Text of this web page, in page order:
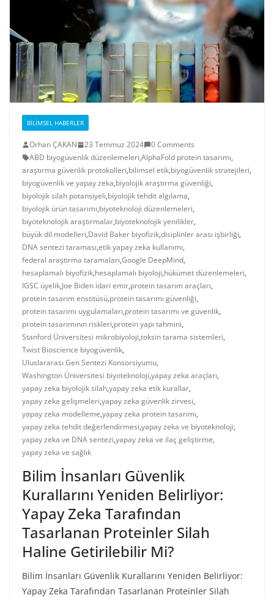
BILIMSEL HABERLER
Orhan ÇAKAN 23 Temmuz 2024
0 Comments
ABD biyogüvenlik düzenlemeleri,AlphaFold protein tasarımı,
araştırma güvenlik protokolleri,bilimsel etik,biyogüvenlik stratejileri,
biyogüvenlik ve yapay zeka,biyolojik araştırma güvenliği,
biyolojik silah potansiyeli,biyolojik tehdit algılama,
biyolojik ürün tasarımı,biyoteknoloji düzenlemeleri,
biyoteknolojik araştırmalar,biyoteknolojik yenilikler,
büyük dil modelleri,David Baker biyofizik,disiplinler arası işbirliği,
DNA sentezi taraması,etik yapay zeka kullanımı,
federal araştırma taramaları,Google DeepMind,
hesaplamalı biyofizik,hesaplamalı biyoloji,hükümet düzenlemeleri,
IGSC üyelik,Joe Biden idari emir,protein tasarım araçları,
protein tasarım enstitüsü,protein tasarımı güvenliği,
protein tasarımı uygulamaları,protein tasarımı ve güvenlik,
protein tasarımının riskleri,protein yapı tahmini,
Stanford Üniversitesi mikrobiyoloji,toksin tarama sistemleri,
Twist Bioscience biyogüvenlik,
Uluslararası Gen Sentezi Konsorsiyumu,
Washington Üniversitesi biyoteknoloji,yapay zeka araçları,
yapay zeka biyolojik silah,yapay zeka etik kurallar,
yapay zeka gelişmeleri,yapay zeka güvenlik zirvesi,
yapay zeka modelleme,yapay zeka protein tasarımı,
yapay zeka tehdit değerlendirmesi,yapay zeka ve biyoteknoloji,
yapay zeka ve DNA sentezi,yapay zeka ve ilaç geliştirme,
yapay zeka ve sağlık
Bilim İnsanları Güvenlik
Kurallarını Yeniden Belirliyor:
Yapay Zeka Tarafından
Tasarlanan Proteinler Silah
Haline Getirilebilir Mi?
Bilim İnsanları Güvenlik Kurallarını Yeniden Belirliyor:
Yapay Zeka Tarafından Tasarlanan Proteinler Silah